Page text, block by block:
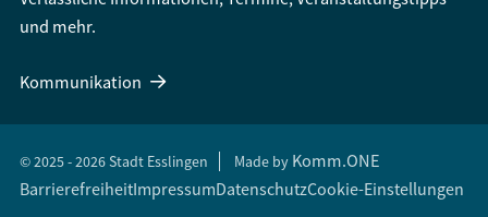
und mehr.
Kommunikation
© 2025 - 2026 Stadt Esslingen Made by Komm.ONE
BarrierefreiheitImpressumDatenschutzCookie-Einstellungen